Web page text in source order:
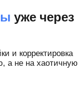
уже через
и корректировка
а не на хаотичную